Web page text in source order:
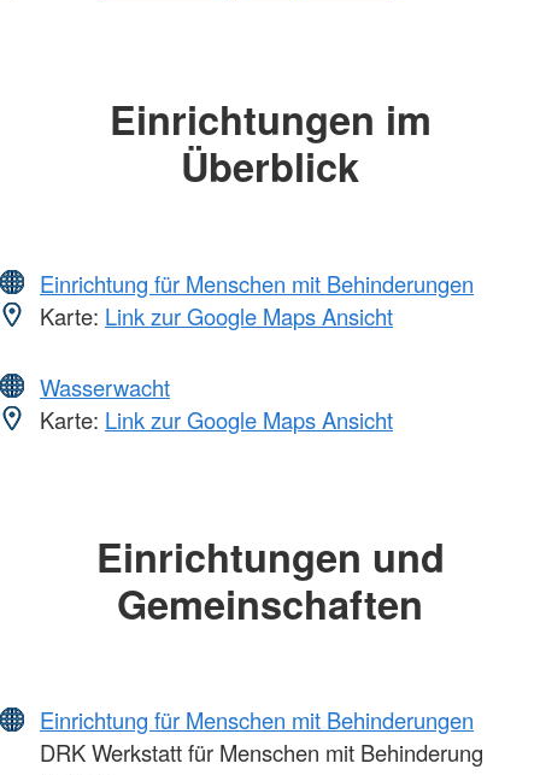
Einrichtungen im
Überblick
Einrichtung für Menschen mit Behinderungen
Karte: Link zur Google Maps Ansicht
Wasserwacht
Karte: Link zur Google Maps Ansicht
Einrichtungen und
Gemeinschaften
Einrichtung für Menschen mit Behinderungen
DRK Werkstatt für Menschen mit Behinderung